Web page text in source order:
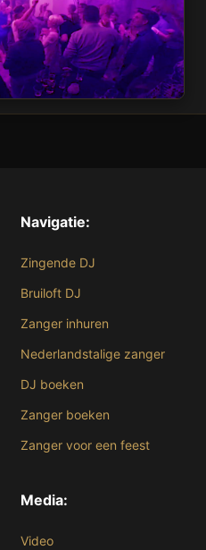
Navigatie:
Zingende DJ
Bruiloft DJ
Zanger inhuren
Nederlandstalige zanger
DJ boeken
Zanger boeken
Zanger voor een feest
Media:
Video